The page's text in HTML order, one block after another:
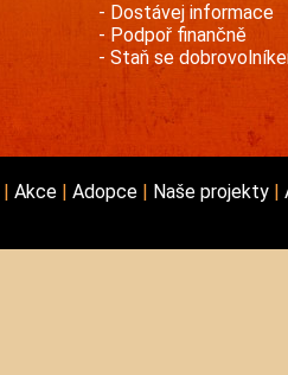
Dostávej informace
Podpoř finančně
Staň se
Akce Adopce Naše projekty